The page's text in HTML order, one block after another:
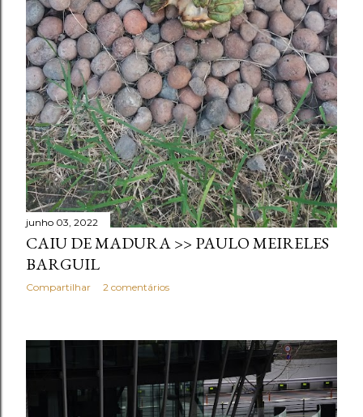
junho 03, 2022
CAIU DE MADURA >> PAULO MEIRELES
BARGUIL
Compartilhar 2 comentários